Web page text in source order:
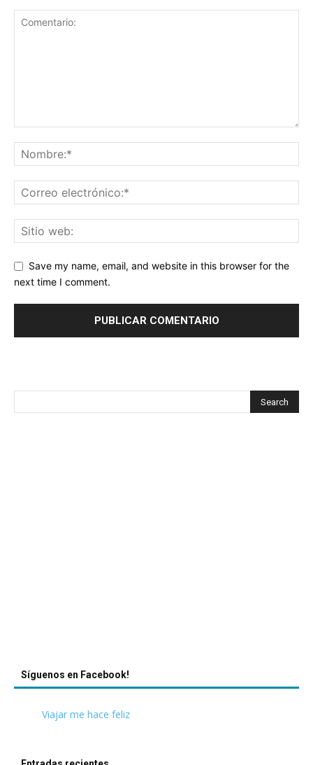
Save my name, email, and website in this browser for the
next time I comment.
Síguenos en Facebook!
Viajar me hace feliz